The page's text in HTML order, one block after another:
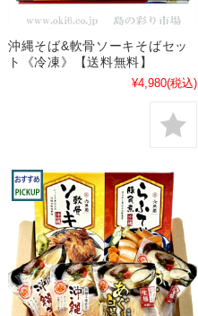
沖縄そば&軟骨ソーキそばセッ
ト《冷凍》【送料無料】
¥4,980(税込)